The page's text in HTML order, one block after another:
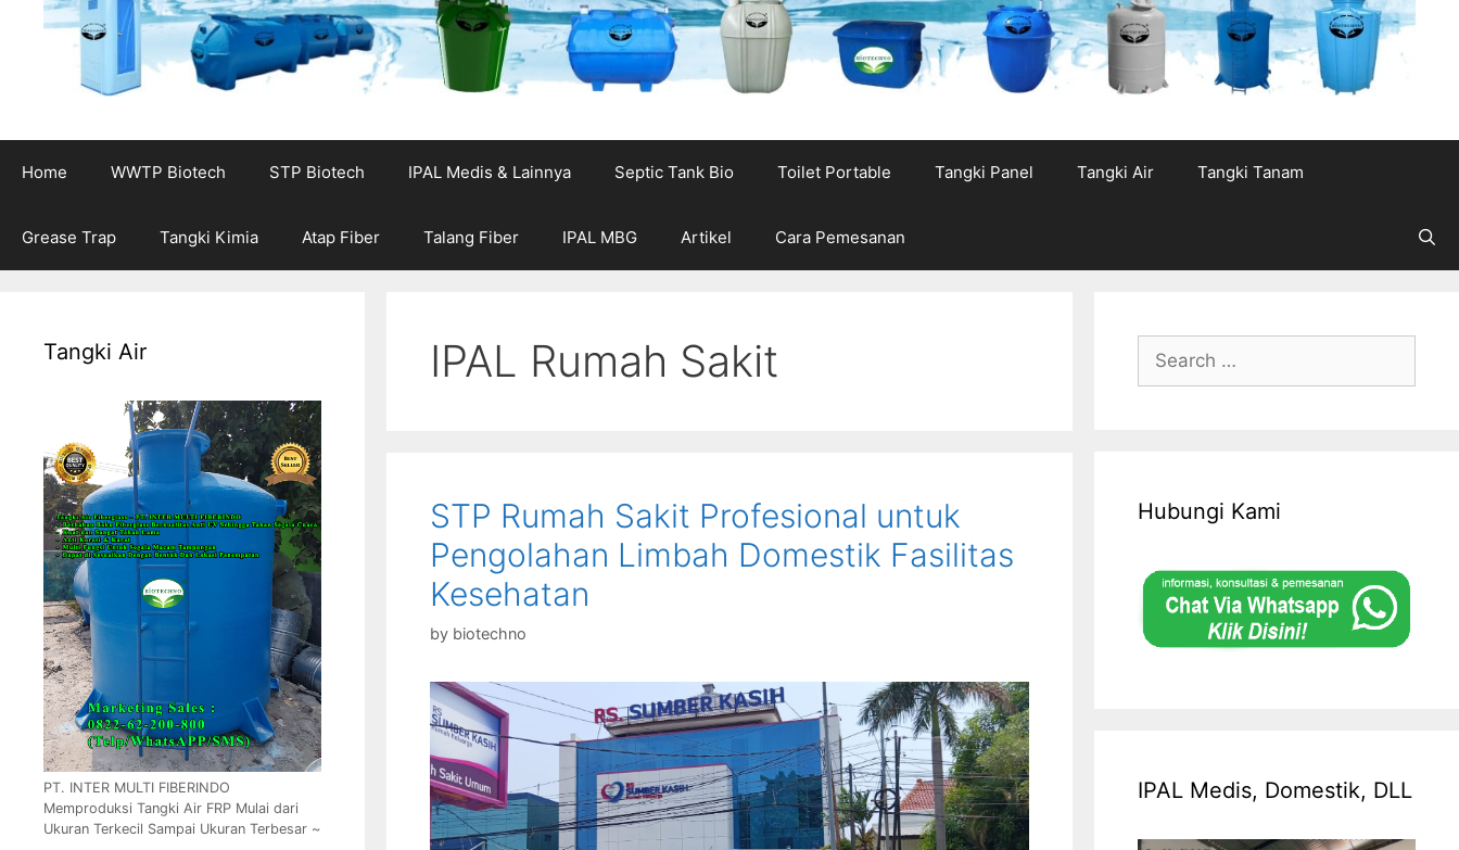
Home WWTP Biotech STP Biotech IPAL Medis & Lainnya Septic Tank Bio Toilet Portable Tangki Panel Tangki Air Tangki Tanam
Grease Trap Tangki Kimia Atap Fiber Talang Fiber IPAL MBG Artikel Cara Pemesanan
IPAL Rumah Sakit
STP Rumah Sakit Profesional untuk
Pengolahan Limbah Domestik Fasilitas
Kesehatan
by biotechno
Tangki Air
PT. INTER MULTI FIBERINDO
Memproduksi Tangki Air FRP Mulai dari
Ukuran Terkecil Sampai Ukuran Terbesar ~
Search
for:
Hubungi Kami
IPAL Medis, Domestik, DLL